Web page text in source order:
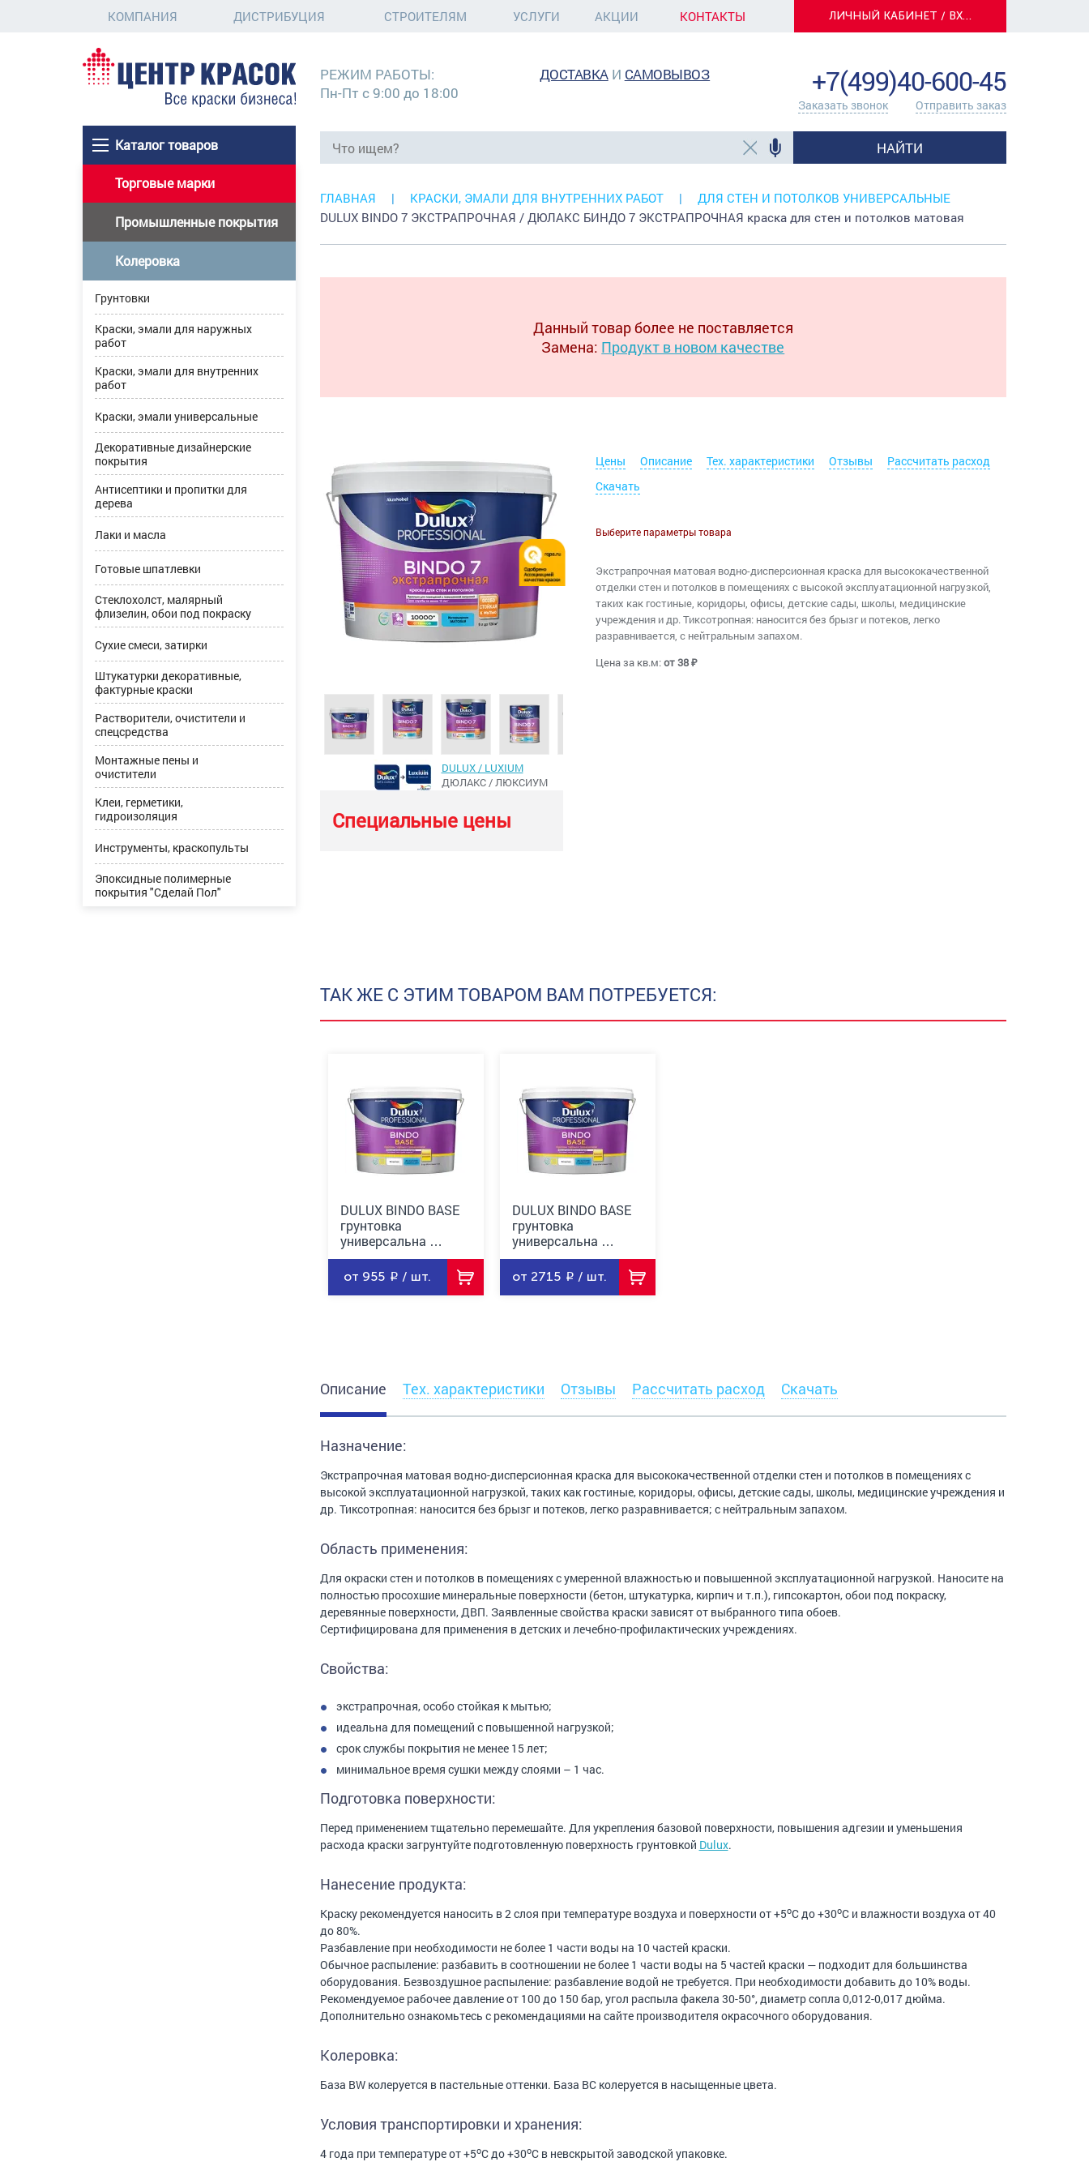
КОМПАНИЯ ДИСТРИБУЦИЯ СТРОИТЕЛЯМ УСЛУГИ АКЦИИ КОНТАКТЫ ЛИЧНЫЙ КАБИНЕТ / ВХОД
Каталог товаров
РЕЖИМ РАБОТЫ:
Пн-Пт с 9:00 до 18:00
ДОСТАВКАИ САМОВЫВОЗ +7(499)40-600-45
Заказать звонок Отправить заказ
НАЙТИ
Торговые марки
Промышленные покрытия
Колеровка
Грунтовки
Краски, эмали для наружных
работ
Краски, эмали для внутренних
работ
Краски, эмали универсальные
Декоративные дизайнерские
покрытия
Антисептики и пропитки для
дерева
Лаки и масла
Готовые шпатлевки
Стеклохолст, малярный
флизелин, обои под покраску
Сухие смеси, затирки
Штукатурки декоративные,
фактурные краски
Растворители, очистители и
спецсредства
Монтажные пены и
очистители
Клеи, герметики,
гидроизоляция
Инструменты, краскопульты
Эпоксидные полимерные
покрытия "Сделай Пол"
ГЛАВНАЯ КРАСКИ, ЭМАЛИ ДЛЯ ВНУТРЕННИХ РАБОТ
ДЛЯ СТЕН И ПОТОЛКОВ УНИВЕРСАЛЬНЫЕ
DULUX BINDO 7 ЭКСТРАПРОЧНАЯ / ДЮЛАКС БИНДО 7 ЭКСТРАПРОЧНАЯ краска для стен и потолков матовая
Данный товар более не поставляется
Замена: Продукт в новом качестве
DULUX / LUXIUM
ДЮЛАКС / ЛЮКСИУМ
Специальные цены
Цены Описание Тех. характеристики Отзывы
Рассчитать расход
Скачать
Выберите параметры товара
Экстрапрочная матовая водно-дисперсионная краска для высококачественной
отделки стен и потолков в помещениях с высокой эксплуатационной нагрузкой,
таких как гостиные, коридоры, офисы, детские сады, школы, медицинские
учреждения и др. Тиксотропная: наносится без брызг и потеков, легко
разравнивается, с нейтральным запахом.
Цена за кв.м:от 38 ₽
ТАК ЖЕ С ЭТИМ ТОВАРОМ ВАМ ПОТРЕБУЕТСЯ:
DULUX BINDO BASE
грунтовка
универсальна …
от 955 / шт.
DULUX BINDO BASE
грунтовка
универсальна …
от 2715 / шт.
Описание Тех. характеристики Отзывы Рассчитать расход Скачать
Назначение:
Экстрапрочная матовая водно-дисперсионная краска для высококачественной отделки стен и потолков в помещениях с
высокой эксплуатационной нагрузкой, таких как гостиные, коридоры, офисы, детские сады, школы, медицинские учреждения и
др. Тиксотропная: наносится без брызг и потеков, легко разравнивается; с нейтральным запахом.
Область применения:
Для окраски стен и потолков в помещениях с умеренной влажностью и повышенной эксплуатационной нагрузкой. Наносите на
полностью просохшие минеральные поверхности (бетон, штукатурка, кирпич и т.п.), гипсокартон, обои под покраску,
деревянные поверхности, ДВП. Заявленные свойства краски зависят от выбранного типа обоев.
Сертифицирована для применения в детских и лечебно-профилактических учреждениях.
Свойства:
экстрапрочная, особо стойкая к мытью;
идеальна для помещений с повышенной нагрузкой;
срок службы покрытия не менее 15 лет;
минимальное время сушки между слоями – 1 час.
Подготовка поверхности:
Перед применением тщательно перемешайте. Для укрепления базовой поверхности, повышения адгезии и уменьшения
расхода краски загрунтуйте подготовленную поверхность грунтовкой Dulux.
Нанесение продукта:
Краску рекомендуется наносить в 2 слоя при температуре воздуха и поверхности от +5oС до +30oС и влажности воздуха от 40
до 80%.
Разбавление при необходимости не более 1 части воды на 10 частей краски.
Обычное распыление: разбавить в соотношении не более 1 части воды на 5 частей краски — подходит для большинства
оборудования. Безвоздушное распыление: разбавление водой не требуется. При необходимости добавить до 10% воды.
Рекомендуемое рабочее давление от 100 до 150 бар, угол распыла факела 30-50°, диаметр сопла 0,012-0,017 дюйма.
Дополнительно ознакомьтесь с рекомендациями на сайте производителя окрасочного оборудования.
Колеровка:
База BW колеруется в пастельные оттенки. База BC колеруется в насыщенные цвета.
Условия транспортировки и хранения:
4 года при температуре от +5oС до +30oС в невскрытой заводской упаковке.